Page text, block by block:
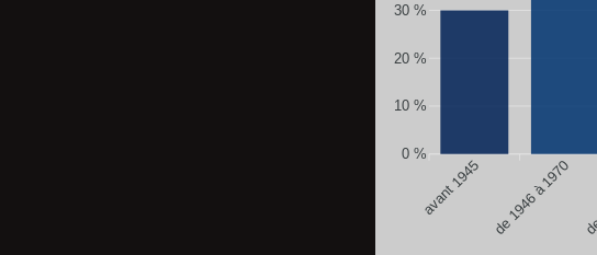
30 %
20 %
10 %
0 %
avant 1945 de 1946 à 1970